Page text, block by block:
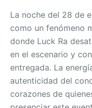
La noche del 28 de
como un fenómeno
donde Luck Ra
en el escenario y
entregada. La
autenticidad del
corazones de